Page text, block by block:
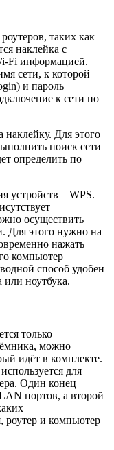
таких как
наклейка с
Fi информацией.
сети, к которой
и пароль
к сети по
наклейку. Для этого
поиск сети
определить по
устройств – WPS.
осуществить
Для этого нужно на
нажать
компьютер
способ удобен
или ноутбука.
только
можно
идёт в комплекте.
для
Один конец
портов, а второй
роутер и компьютер